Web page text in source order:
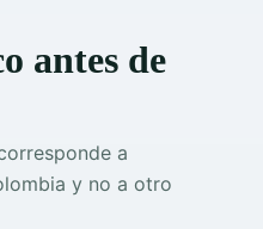
antes de
a
y no a otro